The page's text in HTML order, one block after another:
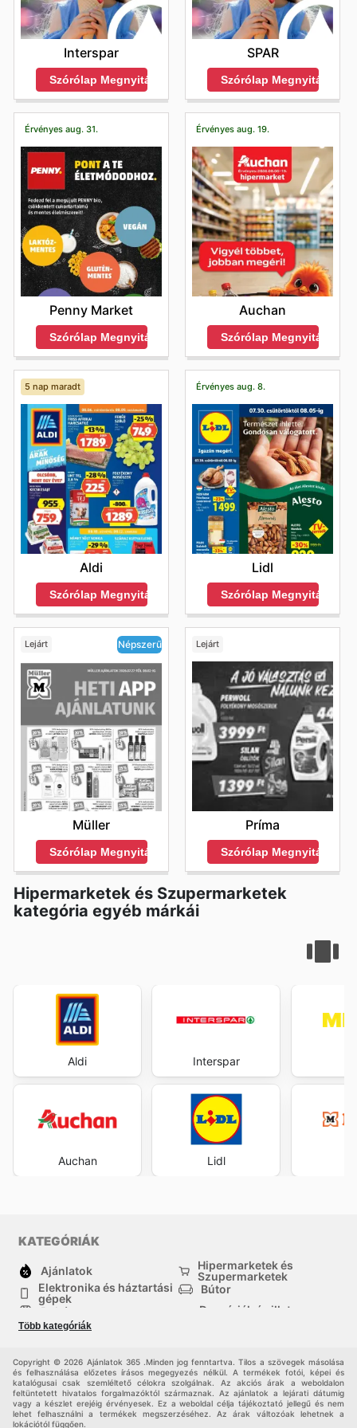
Interspar
Szórólap Megnyitása
SPAR
Szórólap Megnyitása
Érvényes aug. 31.
Penny Market
Szórólap Megnyitása
Érvényes aug. 19.
Auchan
Szórólap Megnyitása
5 nap maradt
Aldi
Szórólap Megnyitása
Érvényes aug. 8.
Lidl
Szórólap Megnyitása
Lejárt Népszerű
Müller
Szórólap Megnyitása
Lejárt
Príma
Szórólap Megnyitása
Hipermarketek és Szupermarketek
kategória egyéb márkái
Aldi
Auchan
Interspar
Lidl
KATEGÓRIÁK
Ajánlatok
Hipermarketek és
Szupermarketek
Elektronika és háztartási
gépek
Bútor
Ruházat
Drogériák és illatszer-
háztartási cikkek
Több kategóriák
Copyright © 2026 Ajánlatok 365 .Minden jog fenntartva. Tilos a szövegek másolása
és felhasználása előzetes írásos megegyezés nélkül. A termékek fotói, képei és
katalógusai csak szemléltető célokra szolgálnak. Az akciós árak a weboldalon
feltüntetett hivatalos forgalmazóktól származnak. Az ajánlatok a lejárati dátumig
vagy a készlet erejéig érvényesek. Ez a weboldal célja tájékoztató jellegű és nem
lehet felhasználni a termékek megszerzéséhez. Az árak változóak lehetnek a
lokációtól függően.